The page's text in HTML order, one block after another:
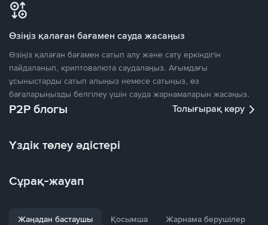
Өзіңіз қалаған бағамен сауда жасаңыз
Өзіңіз қалаған бағамен сатып алу және сату еркіндігін
пайдаланып, криптовалюта саудалаңыз. Ағымдағы
ұсыныстарды сатып алыңыз немесе сатыңыз, өз
бағаларыңызды белгілеу үшін сауда жарнамаларын жасаңыз.
P2P блогы Толығырақ көру
Үздік төлеу әдістері
Сұрақ-жауап
Жаңадан бастаушы Қосымша Жарнама берушілер